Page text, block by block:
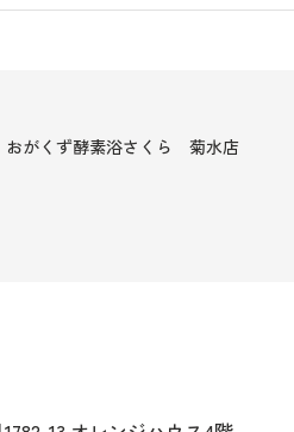
おがくず酵素浴さくら 菊水店